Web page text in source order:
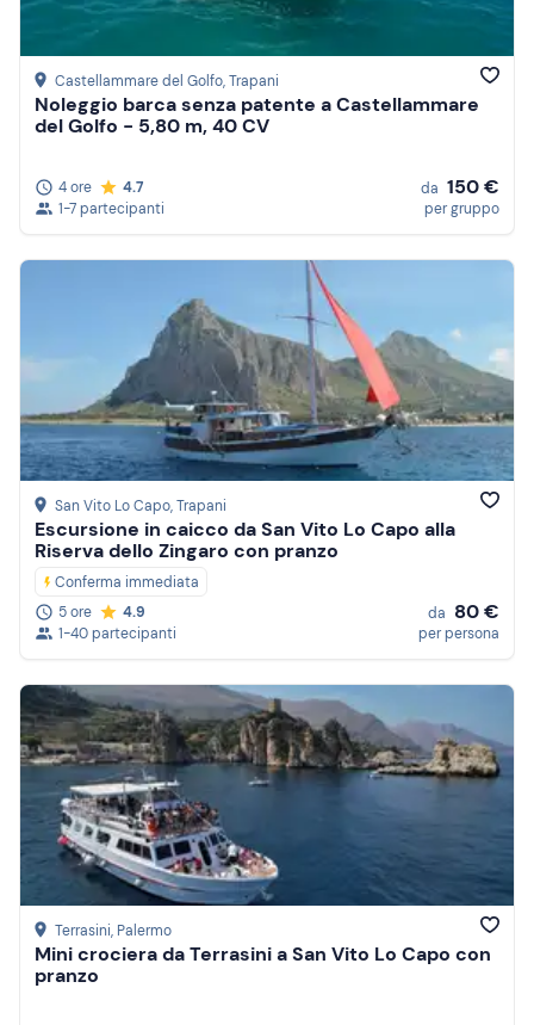
Castellammare del Golfo, Trapani
Noleggio barca senza patente a Castellammare
del Golfo - 5,80 m, 40 CV
4 ore
4.7
1-7 partecipanti
da 150 €
per gruppo
San Vito Lo Capo, Trapani
Escursione in caicco da San Vito Lo Capo alla
Riserva dello Zingaro con pranzo
Conferma immediata
5 ore
4.9
1-40 partecipanti
da 80 €
per persona
Terrasini, Palermo
Mini crociera da Terrasini a San Vito Lo Capo con
pranzo